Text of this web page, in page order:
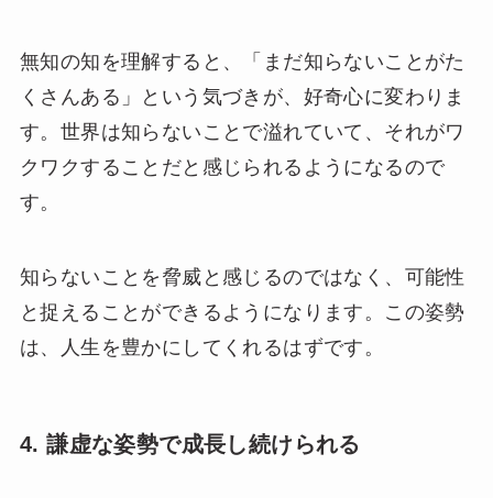
無知の知を理解すると、「まだ知らないことがた
くさんある」という気づきが、好奇心に変わりま
す。世界は知らないことで溢れていて、それがワ
クワクすることだと感じられるようになるので
す。
知らないことを脅威と感じるのではなく、可能性
と捉えることができるようになります。この姿勢
は、人生を豊かにしてくれるはずです。
4. 謙虚な姿勢で成長し続けられる